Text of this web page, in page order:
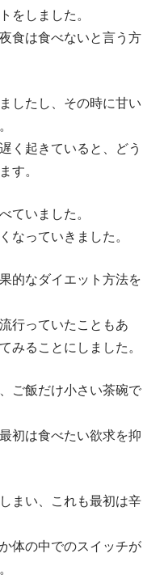
をしました。
食は食べないと言う方
したし、その時に甘い
く起きていると、どう
す。
ていました。
なっていきました。
的なダイエット方法を
行っていたこともあ
みることにしました。
ご飯だけ小さい茶碗で
初は食べたい欲求を抑
まい、これも最初は辛
体の中でのスイッチが